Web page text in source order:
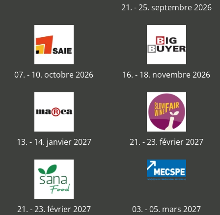
21. - 25. septembre 2026
07. - 10. octobre 2026 16. - 18. novembre 2026
13. - 14. janvier 2027 21. - 23. février 2027
21. - 23. février 2027 03. - 05. mars 2027